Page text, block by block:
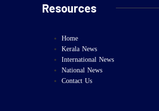
Resources
Home
Kerala News
International News
National News
Contact Us